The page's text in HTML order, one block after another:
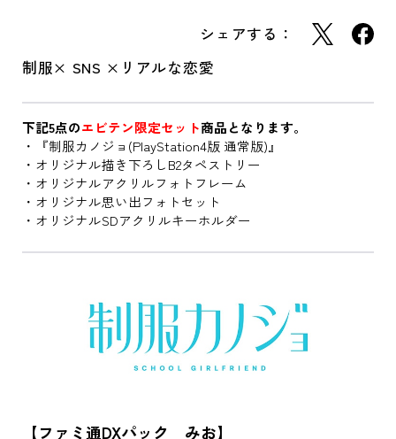
シェアする：
制服× SNS ×リアルな恋愛
下記5点のエビテン限定セット商品となります。
・『制服カノジョ(PlayStation4版 通常版)』
・オリジナル描き下ろしB2タペストリー
・オリジナルアクリルフォトフレーム
・オリジナル思い出フォトセット
・オリジナルSDアクリルキーホルダー
【ファミ通DXパック みお】